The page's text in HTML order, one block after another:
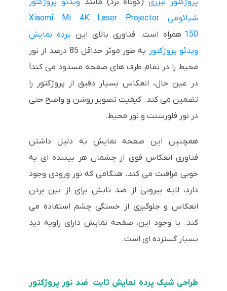
پروژکتور لیزری(کوتاه برد) مانند ویدئو پروژکتور
شیائومی Xiaomi Mi 4K Laser Projector
150 همراه است. فناوری بالای این پرده نمایش
ویدئو پروژکتور
به طور موثر حداقل 85 درصد از نور
محیط را در تمام طرف های صفحه مسدود می کند!
در عین حال، انعکاس بسیار دقیق از پروژکتور را
تضمین می کند. کیفیت تصویر روشن و واضح حتی
در نور فلورسنت و نور محیط.
همچنین این صفحه نمایش به دلیل داشتن
فناوری انعکاس قوی از چشمان هر بیننده ای به
خوبی مراقبت می کند. هنگامی که نور ورودی وجود
دارد، لایه بیرونی از ضد تابش برای از بین بردن
انعکاس و جلوگیری از خستگی چشم استفاده می
کند. با وجود این، صفحه نمایش دارای زاویه دید
بسیار گسترده ای است.
طراحی شیک پرده نمایش ثابت ضد نور پروژکتور